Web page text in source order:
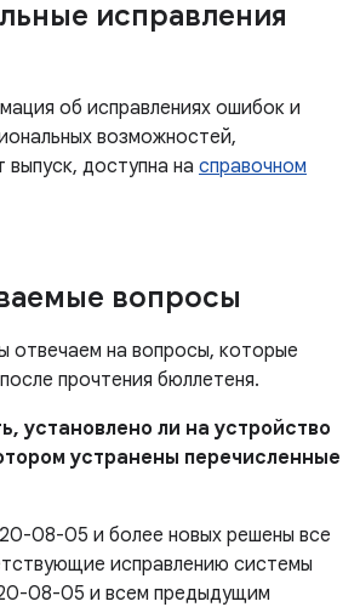
исправления
об исправлениях ошибок и
возможностей,
выпуск, доступна на справочном
вопросы
отвечаем на вопросы, которые
прочтения бюллетеня.
установлено ли на устройство
устранены перечисленные
08-05 и более новых решены все
исправлению системы
08-05 и всем предыдущим